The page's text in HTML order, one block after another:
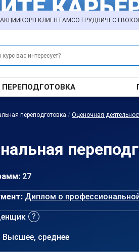
АКЦИИ КОРП.КЛИЕНТАМСОТРУДНИЧЕСТВО
переподготовка / Оценочная
27
Диплом о
Высшее, среднее